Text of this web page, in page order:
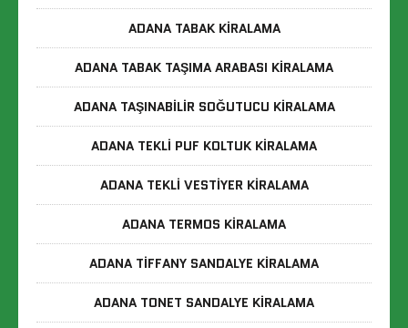
ADANA TABAK KIRALAMA
ADANA TABAK TAŞIMA ARABASI KIRALAMA
ADANA TAŞINABILIR SOĞUTUCU KIRALAMA
ADANA TEKLI PUF KOLTUK KIRALAMA
ADANA TEKLI VESTIYER KIRALAMA
ADANA TERMOS KIRALAMA
ADANA TIFFANY SANDALYE KIRALAMA
ADANA TONET SANDALYE KIRALAMA